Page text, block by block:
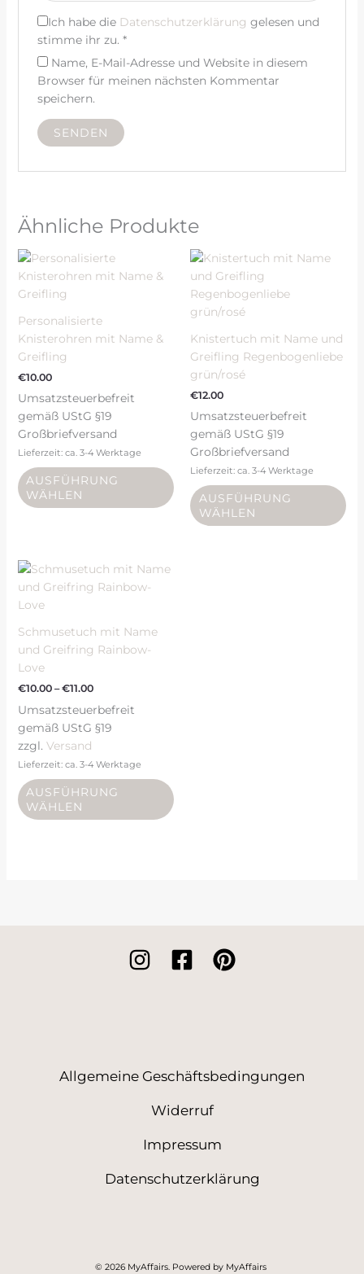
Ich habe die Datenschutzerklärung gelesen und
stimme ihr zu. *
Name, E-Mail-Adresse und Website in diesem
Browser für meinen nächsten Kommentar
speichern.
Ähnliche Produkte
Personalisierte
Knisterohren mit Name &
Greifling
€10.00
Umsatzsteuerbefreit
gemäß UStG §19
Großbriefversand
Lieferzeit: ca. 3-4 Werktage
AUSFÜHRUNG
WÄHLEN
Dieses
Produkt
weist
mehrere
auf.
Die
Optionen
können
der
Produktseite
gewählt
werden
Knistertuch mit Name und
Greifling Regenbogenliebe
grün/rosé
€12.00
Umsatzsteuerbefreit
gemäß UStG §19
Großbriefversand
Lieferzeit: ca. 3-4 Werktage
AUSFÜHRUNG
WÄHLEN
Schmusetuch mit Name
und Greifring Rainbow-
Love
€10.00 –€11.00
Preisspanne:
bis
Umsatzsteuerbefreit
gemäß UStG §19
zzgl. Versand
Lieferzeit: ca. 3-4 Werktage
AUSFÜHRUNG
WÄHLEN
werden
Allgemeine Geschäftsbedingungen
Widerruf
Impressum
Datenschutzerklärung
© 2026 MyAffairs. Powered by MyAffairs